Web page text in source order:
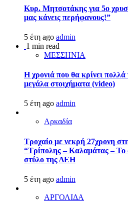
Κυρ. Μητσοτάκης για 5ο
μας κάνεις περήφανους!”
5 έτη ago admin
1 min read
ΜΕΣΣΗΝΙΑ
Η χρονιά που θα κρίνει
μεγάλα στοιχήματα (video)
5 έτη ago admin
Αρκαδία
Τροχαίο με νεκρή 27χρονη
“Τρίπολης – Καλαμάτας – Το
στύλο της ΔΕΗ
5 έτη ago admin
ΑΡΓΟΛΙΔΑ